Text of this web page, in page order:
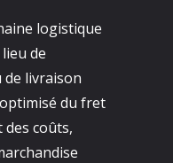
logistique
de
de livraison
du fret
coûts,